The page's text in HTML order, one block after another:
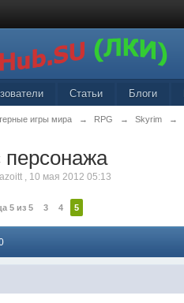
Статьи Блоги
игры мира → RPG → Skyrim →
персонажа
, 10 мая 2012 05:13
5 из 5 3 4 5